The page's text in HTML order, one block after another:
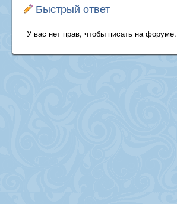
Быстрый ответ
У вас нет прав, чтобы писать на форуме.